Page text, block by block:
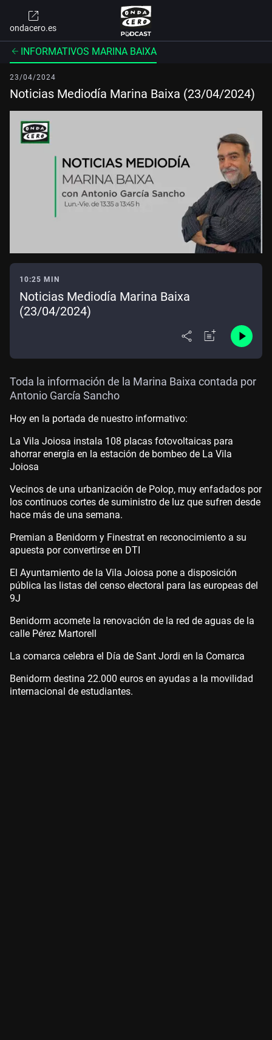
ondacero.es
INFORMATIVOS MARINA BAIXA
23/04/2024
Noticias Mediodía Marina Baixa (23/04/2024)
10:25 MIN
Noticias Mediodía Marina Baixa
(23/04/2024)
Toda la información de la Marina Baixa contada por
Antonio García Sancho
Hoy en la portada de nuestro informativo:
La Vila Joiosa instala 108 placas fotovoltaicas para
ahorrar energía en la estación de bombeo de La Vila
Joiosa
Vecinos de una urbanización de Polop, muy enfadados por
los continuos cortes de suministro de luz que sufren desde
hace más de una semana.
Premian a Benidorm y Finestrat en reconocimiento a su
apuesta por convertirse en DTI
El Ayuntamiento de la Vila Joiosa pone a disposición
pública las listas del censo electoral para las europeas del
9J
Benidorm acomete la renovación de la red de aguas de la
calle Pérez Martorell
La comarca celebra el Día de Sant Jordi en la Comarca
Benidorm destina 22.000 euros en ayudas a la movilidad
internacional de estudiantes.